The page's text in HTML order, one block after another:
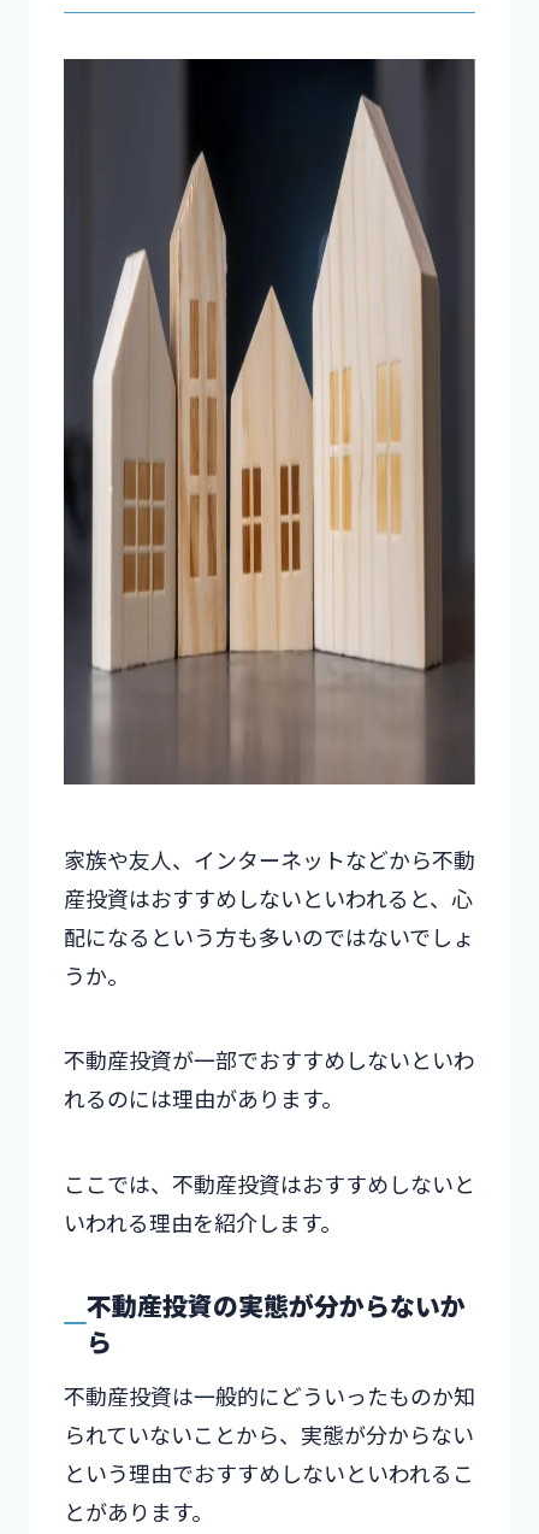
家族や友人、インターネットなどから不動
産投資はおすすめしないといわれると、心
配になるという方も多いのではないでしょ
うか。
不動産投資が一部でおすすめしないといわ
れるのには理由があります。
ここでは、不動産投資はおすすめしないと
いわれる理由を紹介します。
不動産投資の実態が分からないか
ら
不動産投資は一般的にどういったものか知
られていないことから、実態が分からない
という理由でおすすめしないといわれるこ
とがあります。